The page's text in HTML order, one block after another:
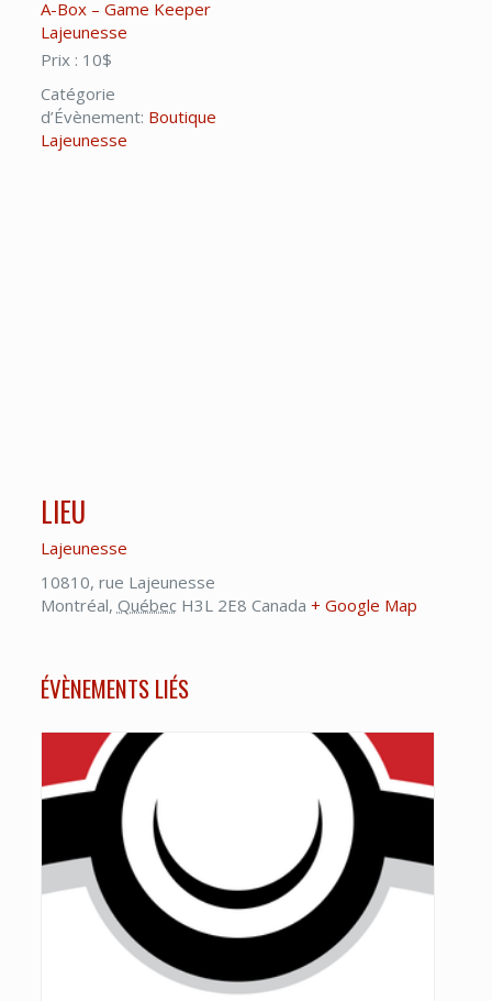
A-Box – Game Keeper
Lajeunesse
Prix : 10$
Catégorie
d’Évènement: Boutique
Lajeunesse
LIEU
Lajeunesse
10810, rue Lajeunesse
Montréal, Québec H3L 2E8 Canada + Google Map
ÉVÈNEMENTS LIÉS